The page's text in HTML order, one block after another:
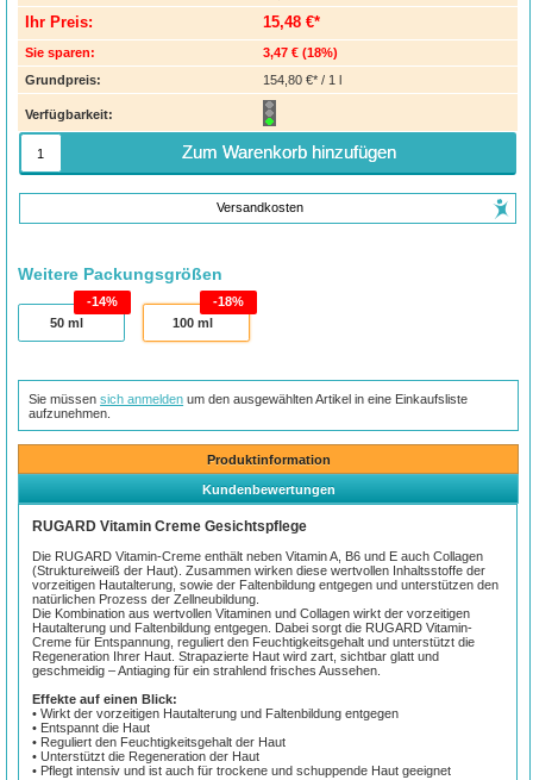
Ihr Preis: 15,48 €*
Sie sparen: 3,47 € (18%)
Grundpreis:
154,80 €* / 1 l
Verfügbarkeit:
Zum Warenkorb hinzufügen
Versandkosten
Weitere Packungsgrößen
50 ml
14%
100ml
18%
Sie müssensich anmelden um den ausgewählten Artikel in eine Einkaufsliste
aufzunehmen.
Produktinformation
Kundenbewertungen
RUGARD Vitamin Creme Gesichtspflege
Die RUGARD Vitamin-Creme enthält neben Vitamin A, B6 und E auch Collagen
(Struktureiweiß der Haut). Zusammen wirken diese wertvollen Inhaltsstoffe der
vorzeitigen Hautalterung, sowie der Faltenbildung entgegen und unterstützen den
natürlichen Prozess der Zellneubildung.
Die Kombination aus wertvollen Vitaminen und Collagen wirkt der vorzeitigen
Hautalterung und Faltenbildung entgegen. Dabei sorgt die RUGARD Vitamin-
Creme für Entspannung, reguliert den Feuchtigkeitsgehalt und unterstützt die
Regeneration Ihrer Haut. Strapazierte Haut wird zart, sichtbar glatt und
geschmeidig – Antiaging für ein strahlend frisches Aussehen.
Effekte auf einen Blick:
• Wirkt der vorzeitigen Hautalterung und Faltenbildung entgegen
• Entspannt die Haut
• Reguliert den Feuchtigkeitsgehalt der Haut
• Unterstützt die Regeneration der Haut
• Pflegt intensiv und ist auch für trockene und schuppende Haut geeignet